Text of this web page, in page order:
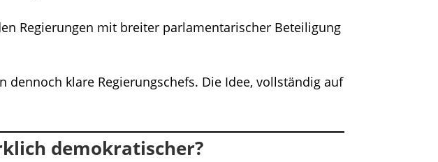
Regierungen mit breiter parlamentarischer Beteiligung
dennoch klare Regierungschefs. Die Idee, vollständig auf
demokratischer?